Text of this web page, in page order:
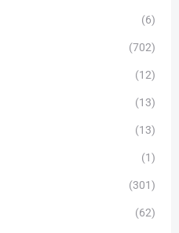
(6)
(702)
(12)
(13)
(13)
(1)
(301)
(62)